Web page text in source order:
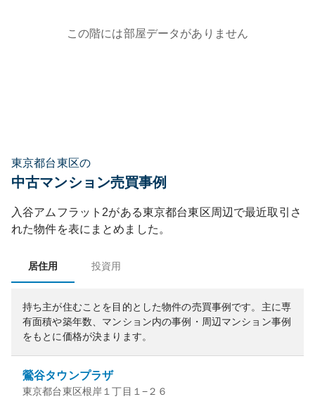
この階には部屋データがありません
東京都台東区の
中古マンション売買事例
入谷アムフラット2がある東京都台東区周辺で最近取引さ
れた物件を表にまとめました。
居住用 投資用
持ち主が住むことを目的とした物件の売買事例です。 主に専
有面積や築年数、マンション内の事例・周辺マンション事例
をもとに価格が決まります。
鶯谷タウンプラザ
東京都台東区根岸１丁目１−２６